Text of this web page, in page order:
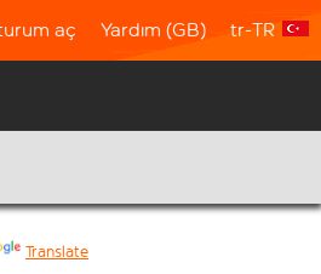
aç Yardım (GB) tr-TR
Translate